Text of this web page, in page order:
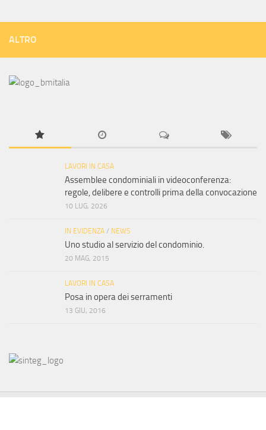
ALTRO
LAVORI IN CASA
Assemblee condominiali in videoconferenza:
regole, delibere e controlli prima della convocazione
10 LUG, 2026
IN EVIDENZA / NEWS
Uno studio al servizio del condominio.
20 MAG, 2015
LAVORI IN CASA
Posa in opera dei serramenti
13 GIU, 2016